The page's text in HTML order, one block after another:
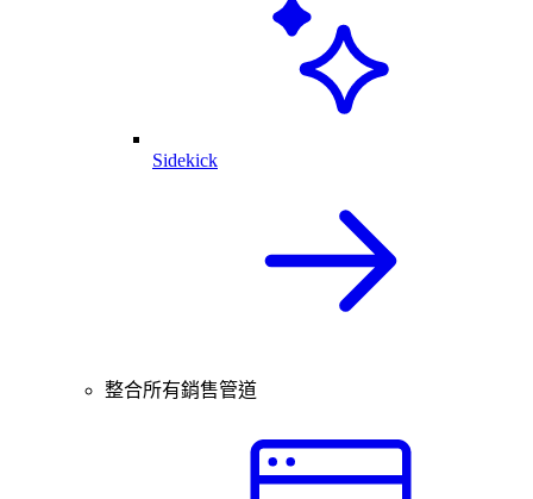
Sidekick
整合所有銷售管道